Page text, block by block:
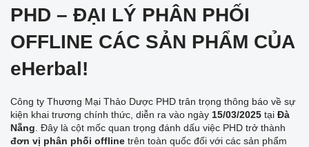
PHD – ĐẠI LÝ PHÂN PHỐI
OFFLINE CÁC SẢN PHẨM CỦA
eHerbal!
Công ty Thương Mại Thảo Dược PHD trân trọng thông báo về sự
kiện khai trương chính thức, diễn ra vào ngày 15/03/2025 tại Đà
Nẵng . Đây là cột mốc quan trọng đánh dấu việc PHD trở thành
đơn vị phân phối offline trên toàn quốc đối với các sản phẩm